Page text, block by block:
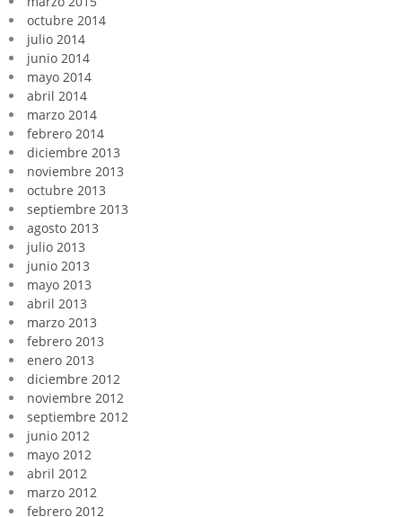
octubre 2014
julio 2014
junio 2014
mayo 2014
abril 2014
marzo 2014
febrero 2014
diciembre 2013
noviembre 2013
octubre 2013
septiembre 2013
agosto 2013
julio 2013
junio 2013
mayo 2013
abril 2013
marzo 2013
febrero 2013
enero 2013
diciembre 2012
noviembre 2012
septiembre 2012
junio 2012
mayo 2012
abril 2012
marzo 2012
febrero 2012